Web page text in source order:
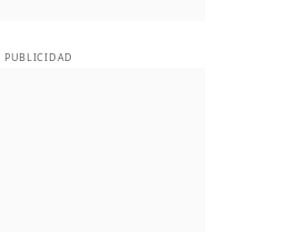
PUBLICIDAD